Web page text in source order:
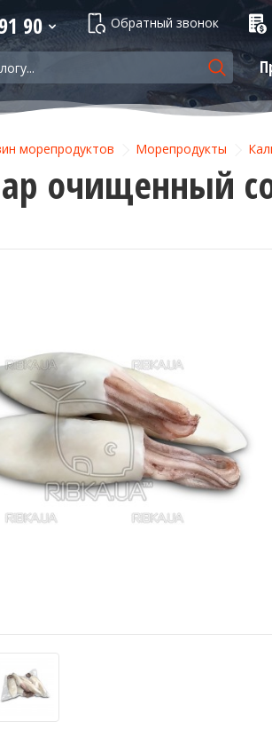
90 Обратный звонок
морепродуктов Морепродукты
очищенный